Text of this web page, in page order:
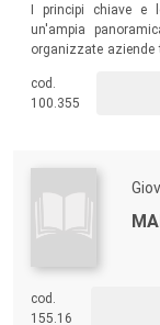
I principi chiave e
un'ampia
organizzate
ricettivisti, vettori,
si preparano a
cod.
100.355
cod.
155.16